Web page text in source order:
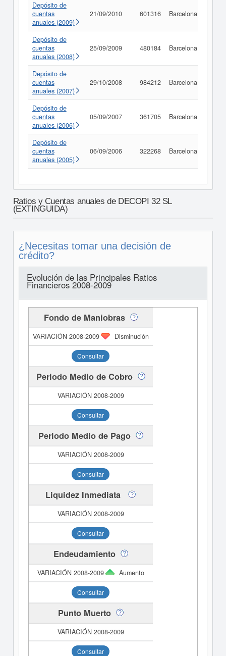
Depósito de
cuentas
anuales (2009)
21/09/2010 601316 Barcelona
Depósito de
cuentas
anuales (2008)
25/09/2009 480184 Barcelona
Depósito de
cuentas
anuales (2007)
29/10/2008 984212 Barcelona
Depósito de
cuentas
anuales (2006)
05/09/2007 361705 Barcelona
Depósito de
cuentas
anuales (2005)
06/09/2006 322268 Barcelona
Ratios y Cuentas anuales de DECOPI 32 SL
(EXTINGUIDA)
¿Necesitas tomar una decisión de
crédito?
Evolución de las Principales Ratios
Financieros 2008-2009
Fondo de Maniobras
Disminución
Consultar
Periodo Medio de Cobro
Consultar
Periodo Medio de Pago
Consultar
Liquidez Inmediata
Consultar
Endeudamiento
Aumento
Consultar
Punto Muerto
Consultar